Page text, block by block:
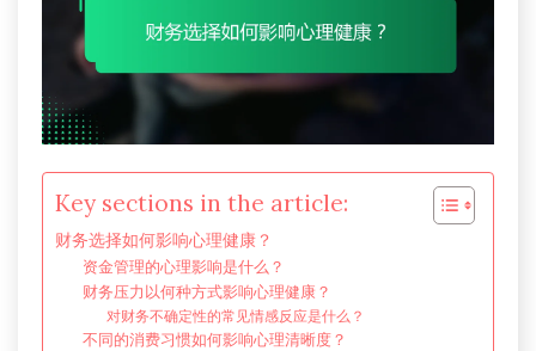
Key sections in the article:
财务选择如何影响心理健康？
资金管理的心理影响是什么？
财务压力以何种方式影响心理健康？
对财务不确定性的常见情感反应是什么？
不同的消费习惯如何影响心理清晰度？